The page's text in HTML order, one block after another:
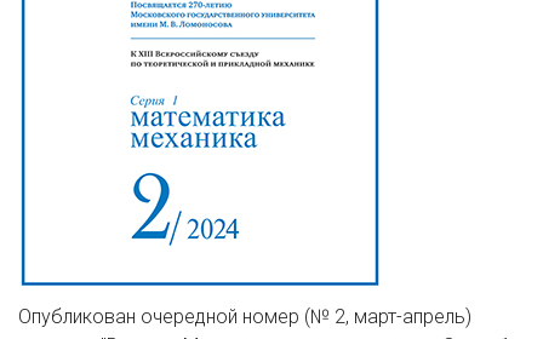
Опубликован очередной номер (№ 2, март-апрель)